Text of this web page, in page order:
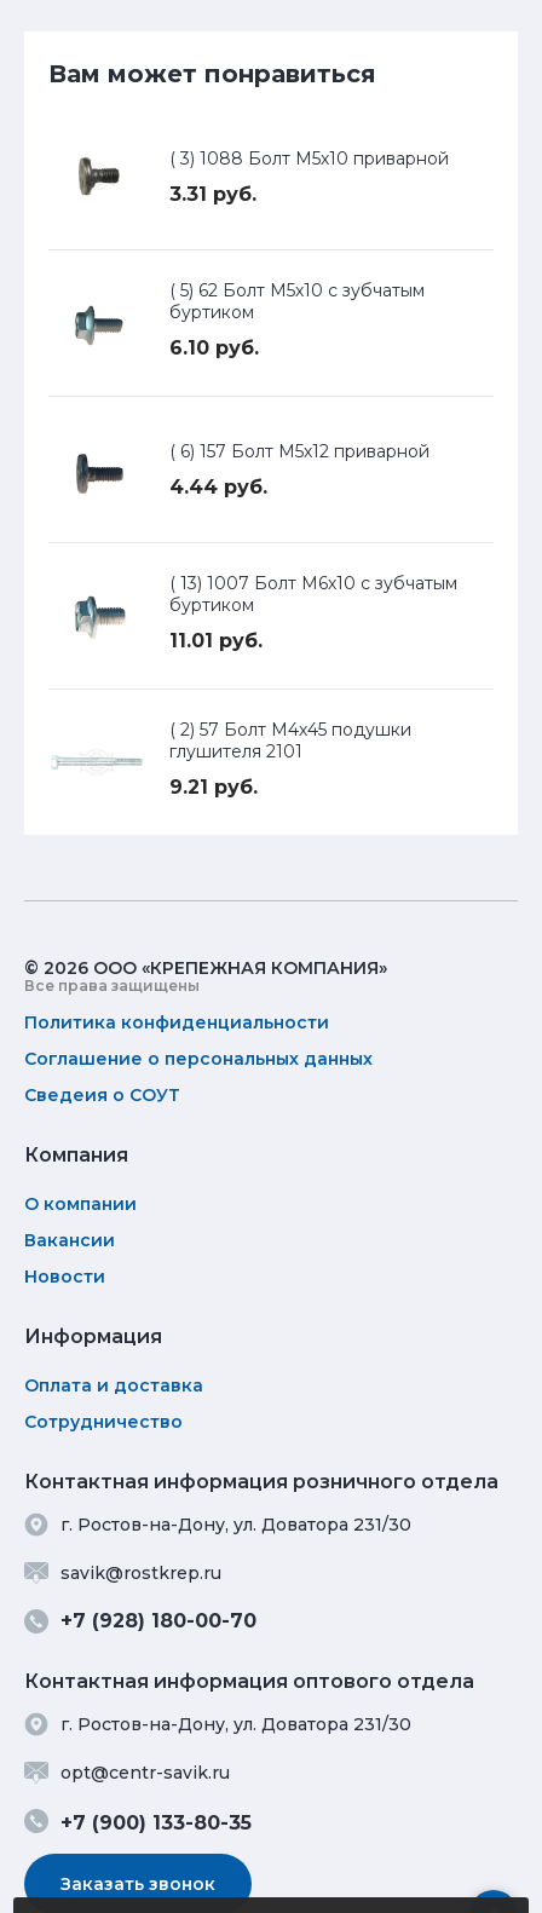
Вам может понравиться
( 3) 1088 Болт М5х10 приварной
3.31 руб.
( 5) 62 Болт М5х10 с зубчатым
буртиком
6.10 руб.
( 6) 157 Болт М5х12 приварной
4.44 руб.
( 13) 1007 Болт М6х10 с зубчатым
буртиком
11.01 руб.
( 2) 57 Болт М4х45 подушки
глушителя 2101
9.21 руб.
© 2026 ООО «КРЕПЕЖНАЯ КОМПАНИЯ»
Все права защищены
Политика конфиденциальности
Соглашение о персональных данных
Сведеия о СОУТ
Компания
О компании
Вакансии
Новости
Информация
Оплата и доставка
Сотрудничество
Контактная информация розничного отдела
г. Ростов-на-Дону, ул. Доватора 231/30
savik@rostkrep.ru
+7 (928) 180-00-70
Контактная информация оптового отдела
г. Ростов-на-Дону, ул. Доватора 231/30
opt@centr-savik.ru
+7 (900) 133-80-35
Заказать звонок